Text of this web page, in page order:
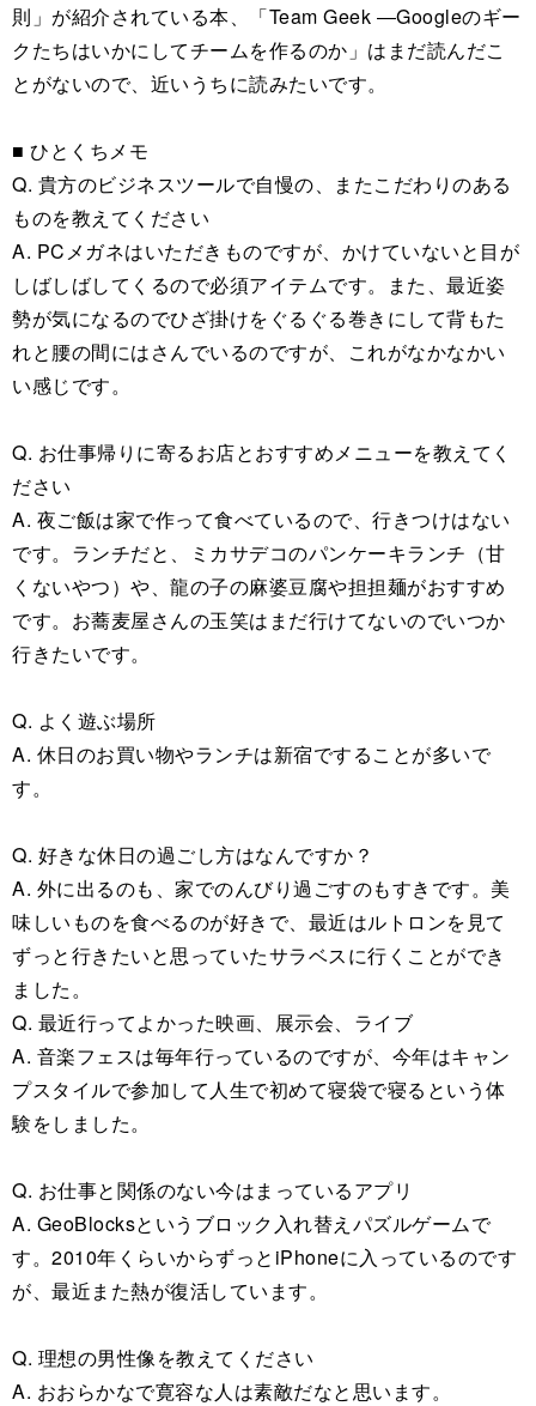
則」が紹介されている本、「Team Geek ―Googleのギー
クたちはいかにしてチームを作るのか」はまだ読んだこ
とがないので、近いうちに読みたいです。
■ ひとくちメモ
Q. 貴方のビジネスツールで自慢の、またこだわりのある
ものを教えてください
A. PCメガネはいただきものですが、かけていないと目が
しばしばしてくるので必須アイテムです。また、最近姿
勢が気になるのでひざ掛けをぐるぐる巻きにして背もた
れと腰の間にはさんでいるのですが、これがなかなかい
い感じです。
Q. お仕事帰りに寄るお店とおすすめメニューを教えてく
ださい
A. 夜ご飯は家で作って食べているので、行きつけはない
です。ランチだと、ミカサデコのパンケーキランチ（甘
くないやつ）や、龍の子の麻婆豆腐や担担麺がおすすめ
です。お蕎麦屋さんの玉笑はまだ行けてないのでいつか
行きたいです。
Q. よく遊ぶ場所
A. 休日のお買い物やランチは新宿ですることが多いで
す。
Q. 好きな休日の過ごし方はなんですか？
A. 外に出るのも、家でのんびり過ごすのもすきです。美
味しいものを食べるのが好きで、最近はルトロンを見て
ずっと行きたいと思っていたサラベスに行くことができ
ました。
Q. 最近行ってよかった映画、展示会、ライブ
A. 音楽フェスは毎年行っているのですが、今年はキャン
プスタイルで参加して人生で初めて寝袋で寝るという体
験をしました。
Q. お仕事と関係のない今はまっているアプリ
A. GeoBlocksというブロック入れ替えパズルゲームで
す。2010年くらいからずっとiPhoneに入っているのです
が、最近また熱が復活しています。
Q. 理想の男性像を教えてください
A. おおらかなで寛容な人は素敵だなと思います。